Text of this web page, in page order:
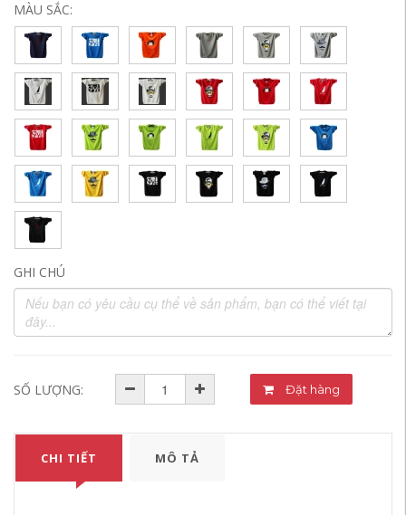
MÀU SẮC:
GHI CHÚ
SỐ LƯỢNG: Đặt hàng
CHI TIẾT MÔ TẢ